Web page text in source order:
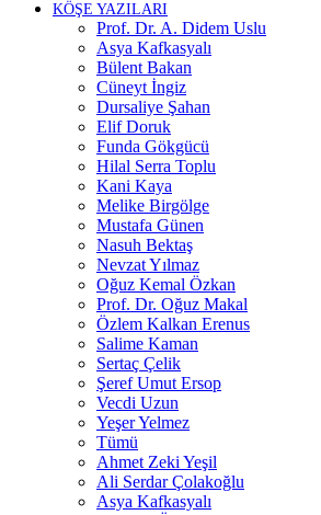
KÖŞE YAZILARI
Prof. Dr. A. Didem Uslu
Asya Kafkasyalı
Bülent Bakan
Cüneyt İngiz
Dursaliye Şahan
Elif Doruk
Funda Gökgücü
Hilal Serra Toplu
Kani Kaya
Melike Birgölge
Mustafa Günen
Nasuh Bektaş
Nevzat Yılmaz
Oğuz Kemal Özkan
Prof. Dr. Oğuz Makal
Özlem Kalkan Erenus
Salime Kaman
Sertaç Çelik
Şeref Umut Ersop
Vecdi Uzun
Yeşer Yelmez
Tümü
Ahmet Zeki Yeşil
Ali Serdar Çolakoğlu
Asya Kafkasyalı